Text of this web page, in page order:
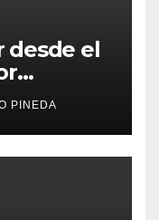
desde el
PINEDA